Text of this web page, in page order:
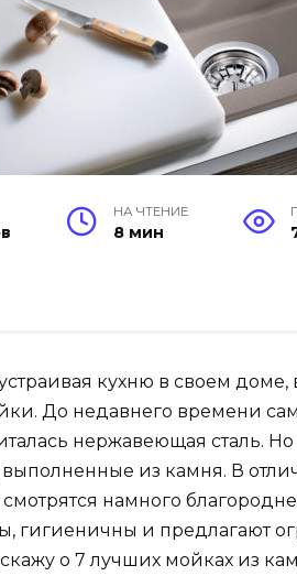
НА ЧТЕНИЕ
8 мин
кухню в своем
До недавнего времени
нержавеющая сталь.
из камня. В
намного
гигиеничны и предлагают
о 7 лучших мойках из